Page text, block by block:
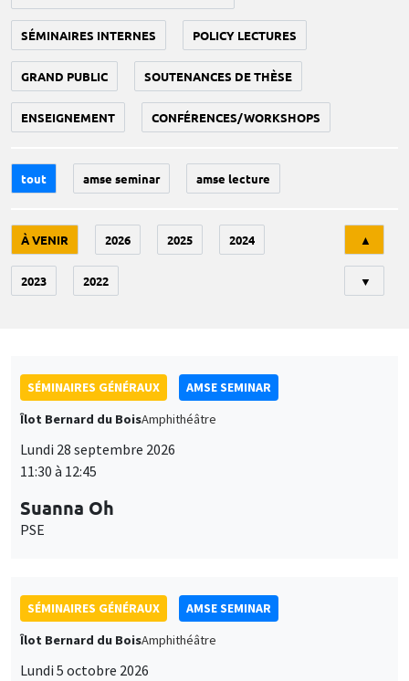
SÉMINAIRES INTERNES POLICY LECTURES
GRAND PUBLIC SOUTENANCES DE THÈSE
ENSEIGNEMENT CONFÉRENCES/WORKSHOPS
tout amse seminar amse lecture
À VENIR 2026 2025 2024
2023 2022
▲
▼
SÉMINAIRES GÉNÉRAUX
AMSE SEMINAR
Îlot Bernard du BoisAmphithéâtre
Lundi 28 septembre 2026
11:30 à 12:45
Suanna Oh
PSE
SÉMINAIRES GÉNÉRAUX
AMSE SEMINAR
Îlot Bernard du BoisAmphithéâtre
Lundi 5 octobre 2026